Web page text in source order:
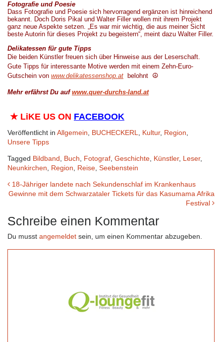
Fotografie und Poesie
Dass Fotografie und Poesie sich hervorragend ergänzen ist hinreichend
bekannt. Doch Doris Pikal und Walter Filler wollen mit ihrem Projekt
ganz neue Aspekte setzen. „Es war mir wichtig, die aus meiner Sicht
beste Autorin für dieses Projekt zu begeistern“, meint dazu Walter Filler.
Delikatessen für gute Tipps
Die beiden Künstler freuen sich über Hinweise aus der Leserschaft.
Gute Tipps für interessante Motive werden mit einem Zehn-Euro-
Gutschein von www.delikatessenshop.at belohnt ☮
Mehr erfährst Du aufwww.quer-durchs-land.at
★ LiKE US ON FACEBOOK
Veröffentlicht in Allgemein BUCHECKERL Kultur, Region
Unsere Tipps
Tagged Bildband Buch Fotograf Geschichte Künstler, Leser,
Neunkirchen
Region Reise Seebenstein
Beitrags-
Navigation
18-Jähriger landete nach Sekundenschlaf im Krankenhaus
Gewinne mit dem Schwarzataler Tickets für das Kasumama Afrika
Festival
Schreibe einen Kommentar
Du musst angemeldet sein, um einen Kommentar abzugeben.